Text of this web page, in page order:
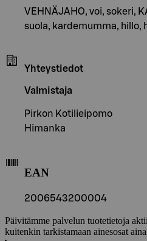
VEHNÄJAHO, voi, sokeri,
suola, kardemumma, hillo,
Yhteystiedot
Valmistaja
Pirkon Kotilieipomo
Himanka
EAN
2006543200004
Päivitämme palvelun tuotetietoja
kuitenkin tarkistamaan ainesosat